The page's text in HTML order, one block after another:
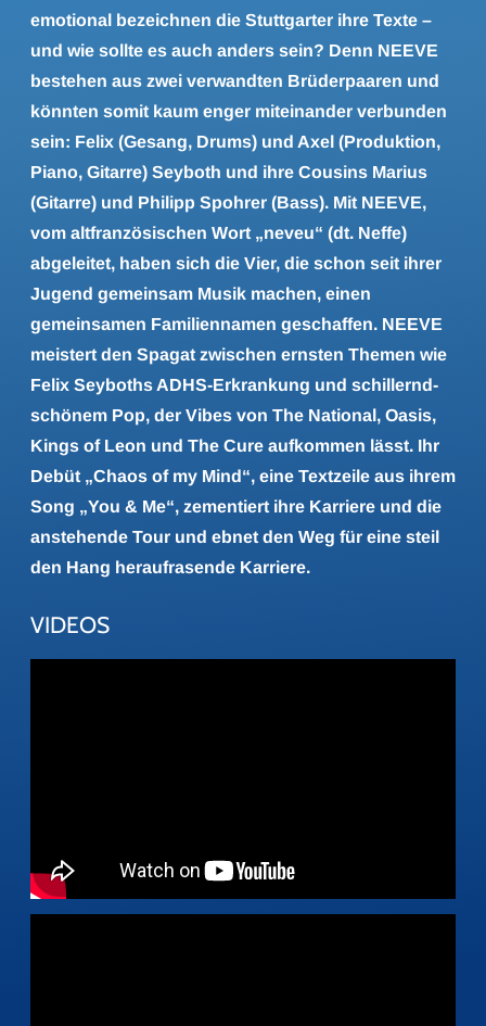
emotional bezeichnen die Stuttgarter ihre Texte –
und wie sollte es auch anders sein? Denn NEEVE
bestehen aus zwei verwandten Brüderpaaren und
könnten somit kaum enger miteinander verbunden
sein: Felix (Gesang, Drums) und Axel (Produktion,
Piano, Gitarre) Seyboth und ihre Cousins Marius
(Gitarre) und Philipp Spohrer (Bass). Mit NEEVE,
vom altfranzösischen Wort „neveu“ (dt. Neffe)
abgeleitet, haben sich die Vier, die schon seit ihrer
Jugend gemeinsam Musik machen, einen
gemeinsamen Familiennamen geschaffen. NEEVE
meistert den Spagat zwischen ernsten Themen wie
Felix Seyboths ADHS-Erkrankung und schillernd-
schönem Pop, der Vibes von The National, Oasis,
Kings of Leon und The Cure aufkommen lässt. Ihr
Debüt „Chaos of my Mind“, eine Textzeile aus ihrem
Song „You & Me“, zementiert ihre Karriere und die
anstehende Tour und ebnet den Weg für eine steil
den Hang heraufrasende Karriere.
VIDEOS